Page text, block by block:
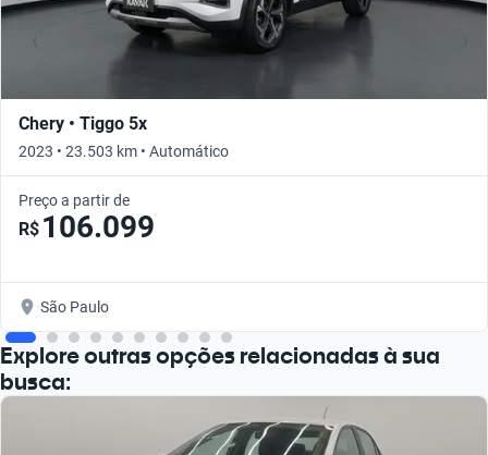
Chery • Tiggo 5x
2023 • 23.503 km • Automático
Preço a partir de
R$ 106.099
São Paulo
Explore outras opções relacionadas à sua
busca: